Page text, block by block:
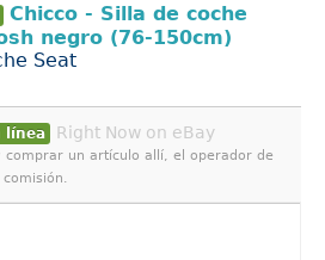
Chicco - Silla de coche
negro (76-150cm)
Seat
línea Right Now on eBay
comprar un artículo allí, el operador de